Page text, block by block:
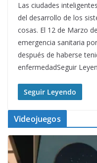
Las ciudades
del desarrollo de los
cosas. El 12 de Marzo
emergencia sanitaria
después de haberse
enfermedadSeguir
Seguir Leyendo
Videojuegos